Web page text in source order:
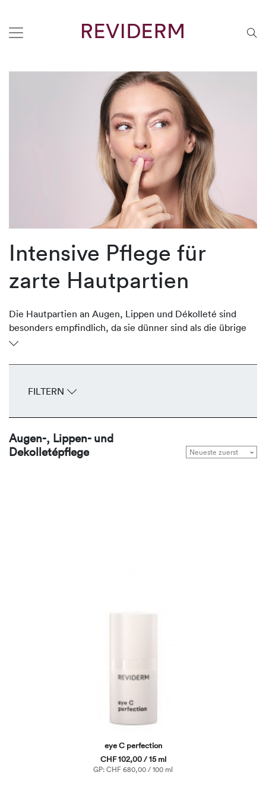
Intensive Pflege für
zarte Hautpartien
Die Hautpartien an Augen, Lippen und Dékolleté sind
besonders empfindlich, da sie dünner sind als die übrige
Gesichtshaut. Oftmals sind sie aber stark der Sonne
entwickeln frühzeitig Fältchen und Falten. Die
durchfeuchten, glätten und straffen die zarten
FILTERN
Augen-, Lippen- und
Dekolletépflege
eye C perfection
CHF 102,00 / 15 ml
GP: CHF 680,00 / 100 ml